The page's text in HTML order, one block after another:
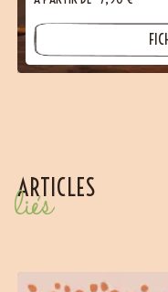
ARTICLES
liés